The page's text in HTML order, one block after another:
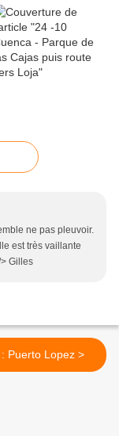
ne pas pleuvoir.
est très vaillante
Gilles
24-13 : Puerto Lopez >